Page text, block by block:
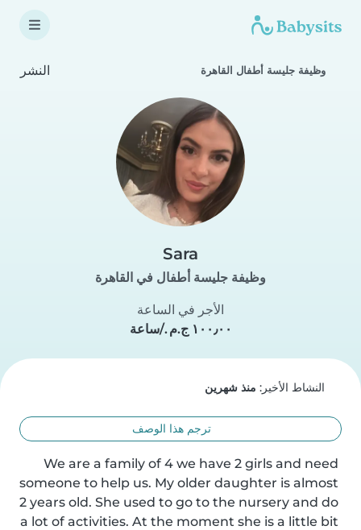
وظيفة جليسة أطفال القاهرة النشر
Sara
وظيفة جليسة أطفال في القاهرة
الأجر في الساعة
النشاط الأخير: منذ شهرين
ترجم هذا الوصف
We are a family of 4 we have 2 girls and need
someone to help us. My older daughter is almost
2 years old. She used to go to the nursery and do
a lot of activities. At the moment she is a little bit